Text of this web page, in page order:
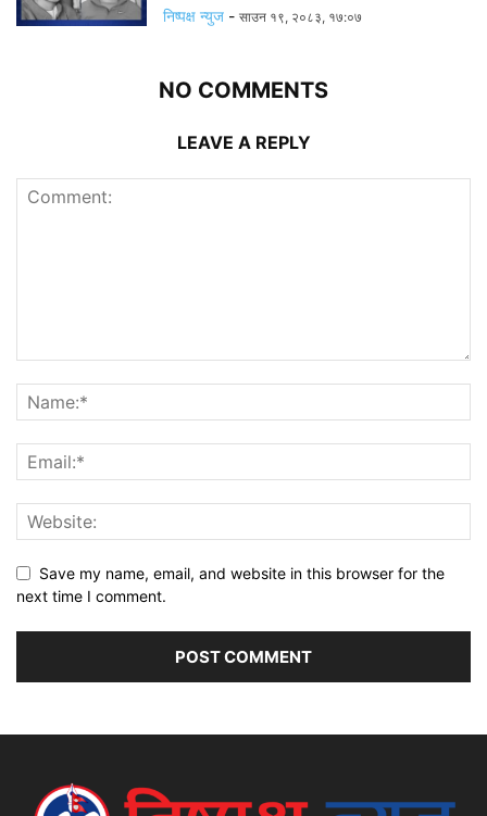
निष्पक्ष न्युज - साउन १९, २०८३, १७:०७
NO COMMENTS
LEAVE A REPLY
Save my name, email, and website in this browser for the
next time I comment.